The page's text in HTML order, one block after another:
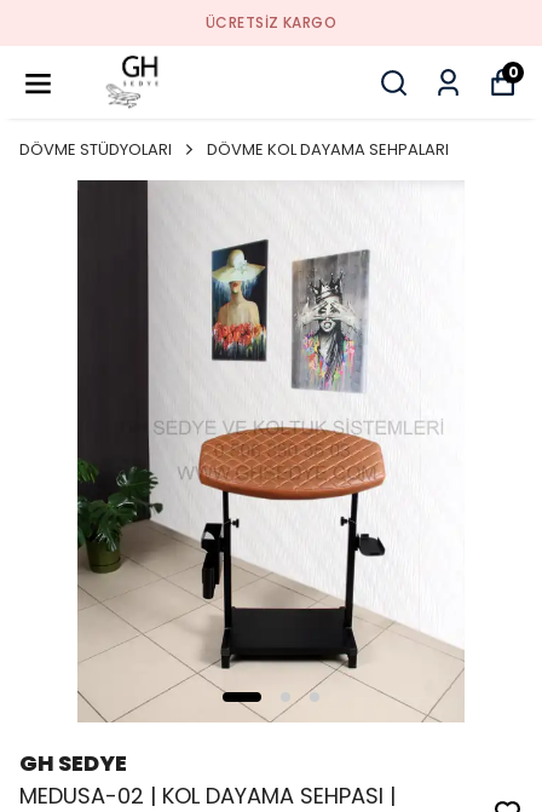
ÜCRETSIZ KARGO
0
DÖVME STÜDYOLARI DÖVME KOL DAYAMA SEHPALARI
GH SEDYE
MEDUSA-02 | KOL DAYAMA SEHPASI |